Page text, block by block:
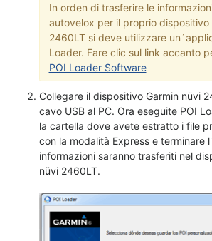
In orden di trasferire le
autovelox per il proprio dispositivo
2460LT si deve utilizzare
Loader. Fare clic sul link accanto
POI Loader Software
Collegare il dispositivo Garmin nüvi
cavo USB al PC. Ora eseguite POI
la cartella dove avete estratto i file
con la modalità Express e terminare
informazioni saranno trasferiti nel
nüvi 2460LT.